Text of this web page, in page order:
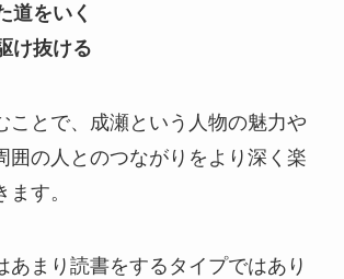
道をいく
け抜ける
ことで、成瀬という人物の魅力や
囲の人とのつながりをより深く楽
す。
あまり読書をするタイプではあり